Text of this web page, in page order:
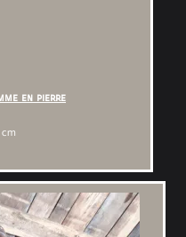
en pierre
cm